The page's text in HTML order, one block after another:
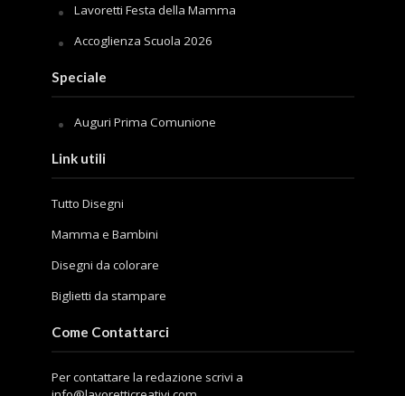
Lavoretti Festa della Mamma
Accoglienza Scuola 2026
Speciale
Auguri Prima Comunione
Link utili
Tutto Disegni
Mamma e Bambini
Disegni da colorare
Biglietti da stampare
Come Contattarci
Per contattare la redazione scrivi a